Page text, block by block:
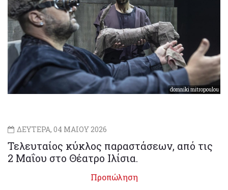
domniki mitropoulou
ΔΕΥΤΕΡΑ, 04 ΜΑΙΟΥ 2026
Τελευταίος κύκλος παραστάσεων, από τις
2 Μαΐου στο Θέατρο Ιλίσια.
Προπώληση